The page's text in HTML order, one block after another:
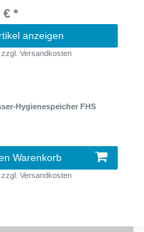
€ *
anzeigen
zzgl.Versandkosten
Hygienespeicher FHS
Warenkorb
zzgl.Versandkosten